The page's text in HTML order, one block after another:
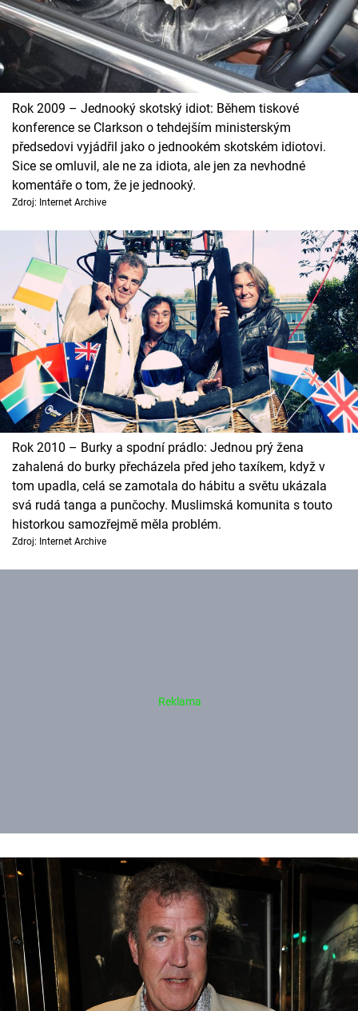
Rok 2009 – Jednooký skotský idiot: Během tiskové
konference se Clarkson o tehdejším ministerským
předsedovi vyjádřil jako o jednookém skotském idiotovi.
Sice se omluvil, ale ne za idiota, ale jen za nevhodné
komentáře o tom, že je jednooký.
Zdroj: Internet Archive
Rok 2010 – Burky a spodní prádlo: Jednou prý žena
zahalená do burky přecházela před jeho taxíkem, když v
tom upadla, celá se zamotala do hábitu a světu ukázala
svá rudá tanga a punčochy. Muslimská komunita s touto
historkou samozřejmě měla problém.
Zdroj: Internet Archive